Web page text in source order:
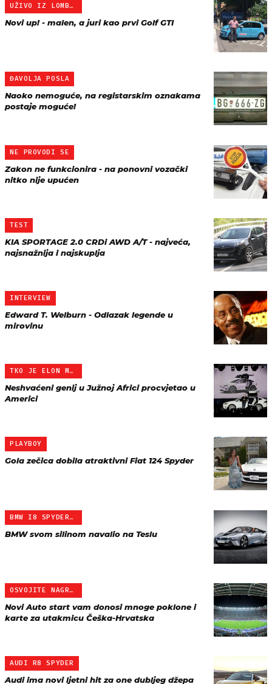
UŽIVO IZ LOMBARDIJE
Novi up! - malen, a juri kao prvi Golf GTI
ĐAVOLJA POSLA
Naoko nemoguće, na registarskim oznakama
postaje moguće!
NE PROVODI SE
Zakon ne funkcionira - na ponovni vozački
nitko nije upućen
TEST
KIA SPORTAGE 2.0 CRDi AWD A/T - najveća,
najsnažnija i najskuplja
INTERVIEW
Edward T. Welburn - Odlazak legende u
mirovinu
TKO JE ELON MUSK?
Neshvaćeni genij u Južnoj Africi procvjetao u
Americi
PLAYBOY
Gola zečica dobila atraktivni Fiat 124 Spyder
BMW I8 SPYDER I15
BMW svom silinom navalio na Teslu
OSVOJITE NAGRADE
Novi Auto start vam donosi mnoge poklone i
karte za utakmicu Češka-Hrvatska
AUDI R8 SPYDER
Audi ima novi ljetni hit za one dubljeg džepa